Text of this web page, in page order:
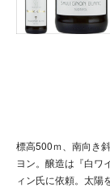
標高500ｍ、南向き
ヨン。醸造は『白ワ
ィン氏に依頼。太陽